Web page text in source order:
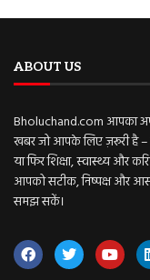
ABOUT US
Bholuchand.com आपका
खबर जो आपके लिए ज़रूरी है –
या फिर शिक्षा, स्वास्थ्य और
आपको सटीक, निष्पक्ष और
समझ सकें।